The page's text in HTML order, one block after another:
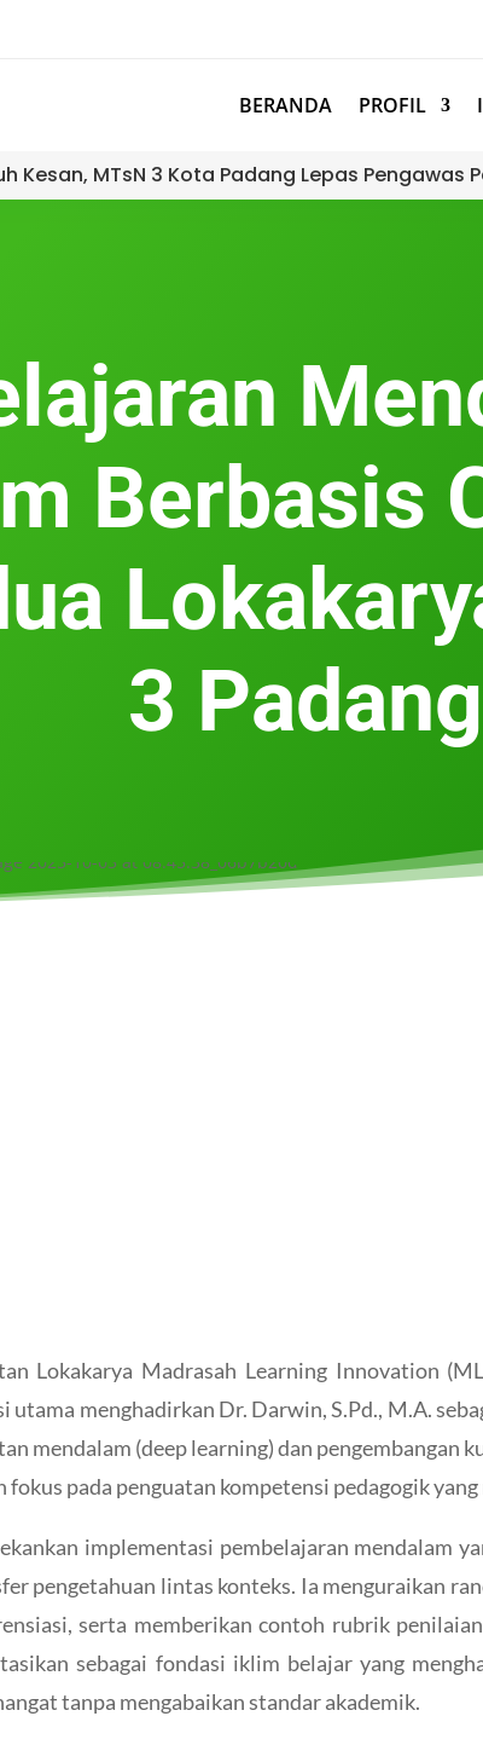
BERANDA PROFIL
Kesan, MTsN 3 Kota Padang Lepas Pengawas
Berbasis
3 Padang
Lokakarya Madrasah Learning Innovation
utama menghadirkan Dr. Darwin, S.Pd., M.A.
mendalam (deep learning) dan pengembangan
fokus pada penguatan kompetensi pedagogik
implementasi pembelajaran mendalam
pengetahuan lintas konteks. Ia menguraikan
serta memberikan contoh rubrik
sebagai fondasi iklim belajar yang
tanpa mengabaikan standar akademik.